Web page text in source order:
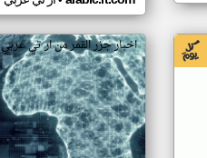
اخبار جزر القمر من ار تي عربي